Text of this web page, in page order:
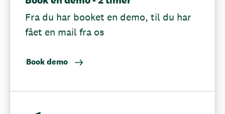
Fra du har booket en demo, til du har
fået en mail fra os
Book demo